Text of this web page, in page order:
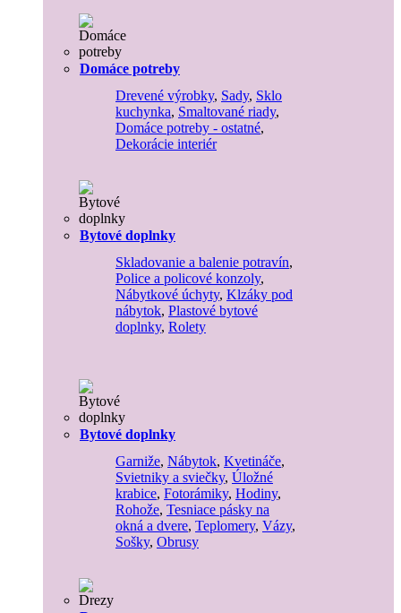
Domáce potreby
Drevené výrobky, Sady, Sklo
kuchynka, Smaltované riady,
Domáce potreby - ostatné,
Dekorácie interiér
Bytové doplnky
Skladovanie a balenie potravín,
Police a policové konzoly,
Nábytkové úchyty, Klzáky pod
nábytok, Plastové bytové
doplnky, Rolety
Bytové doplnky
Garniže, Nábytok, Kvetináče,
Svietniky a sviečky, Úložné
krabice, Fotorámiky, Hodiny,
Rohože, Tesniace pásky na
okná a dvere, Teplomery, Vázy,
Sošky, Obrusy